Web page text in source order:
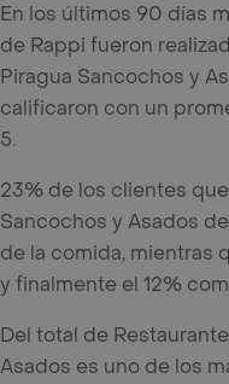
En los últimos 90 días
de Rappi fueron
Piragua Sancochos y
calificaron con un
5.
23% de los clientes
Sancochos y Asados
de la comida, mientras
y finalmente el 12%
Del total de
Asados es uno de los